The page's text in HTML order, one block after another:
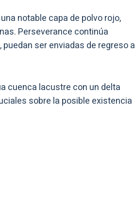
notable capa de polvo rojo,
Perseverance continúa
ser enviadas de regreso a
cuenca lacustre con un delta
sobre la posible existencia